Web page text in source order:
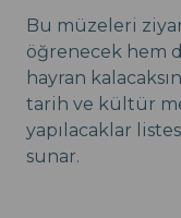
Bu müzeleri
öğrenecek hem
hayran
tarih ve kültür
yapılacaklar
sunar.